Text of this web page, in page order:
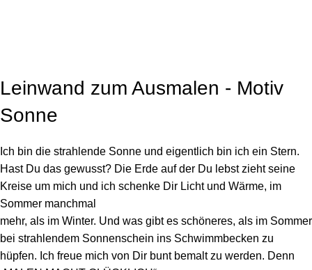
Leinwand zum Ausmalen - Motiv
Sonne
Ich bin die strahlende Sonne und eigentlich bin ich ein Stern.
Hast Du das gewusst? Die Erde auf der Du lebst zieht seine
Kreise um mich und ich schenke Dir Licht und Wärme, im
Sommer manchmal
mehr, als im Winter. Und was gibt es schöneres, als im Sommer
bei strahlendem Sonnenschein ins Schwimmbecken zu
hüpfen. Ich freue mich von Dir bunt bemalt zu werden. Denn